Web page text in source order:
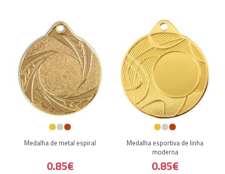
Medalha de metal espiral
0.85€
Medalha esportiva de linha
moderna
0.85€